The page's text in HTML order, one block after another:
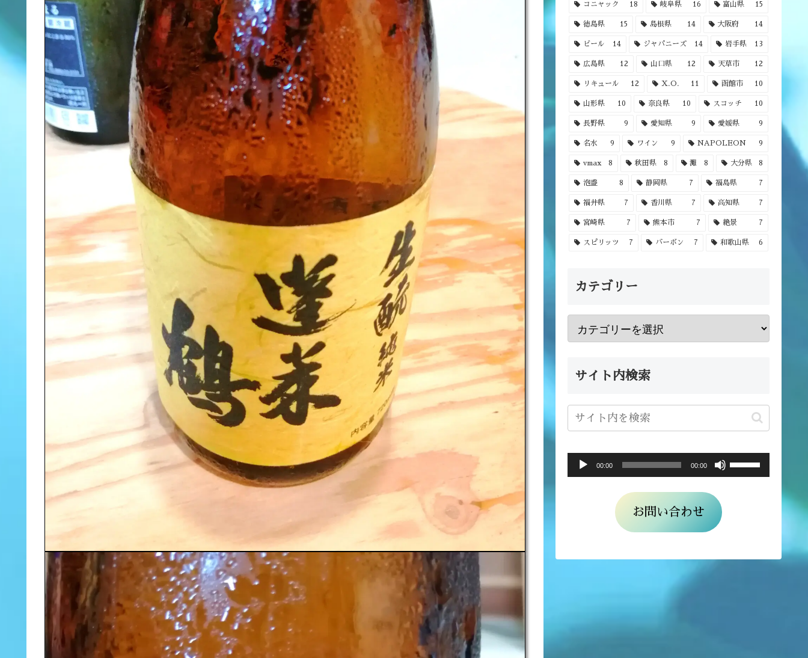
コニャック 18 岐阜県 16 富山県 15
徳島県 15 島根県 14 大阪府 14
ビール 14 ジャパニーズ 14 岩手県 13
広島県 12 山口県 12 天草市 12
リキュール 12 X.O. 11 函館市 10
山形県 10 奈良県 10 スコッチ 10
長野県 9 愛知県 9 愛媛県 9
名水 9 ワイン 9 NAPOLEON 9
vmax 8 秋田県 8 灘 8 大分県 8
泡盛 8 静岡県 7 福島県 7
福井県 7 香川県 7 高知県 7
宮崎県 7 熊本市 7 絶景 7
スピリッツ 7 バーボン 7 和歌山県 6
カテゴリー
サイト内検索
ヤ
00:00 00:00
ボ
リ
調
お問い合わせ